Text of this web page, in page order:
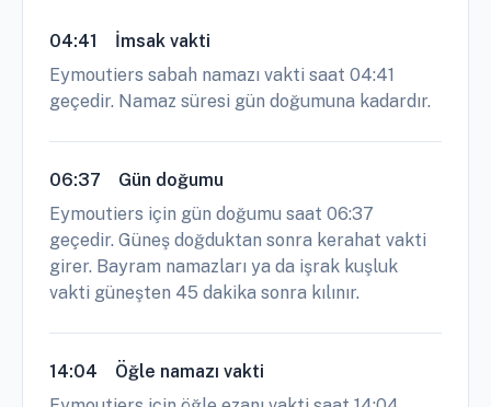
04:41
İmsak vakti
Eymoutiers sabah namazı vakti saat 04:41
geçedir. Namaz süresi gün doğumuna kadardır.
06:37
Gün doğumu
Eymoutiers için gün doğumu saat 06:37
geçedir. Güneş doğduktan sonra kerahat vakti
girer. Bayram namazları ya da işrak kuşluk
vakti güneşten 45 dakika sonra kılınır.
14:04
Öğle namazı vakti